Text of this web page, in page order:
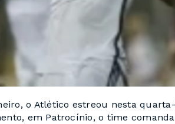
o Atlético estreou nesta
em Patrocínio, o time